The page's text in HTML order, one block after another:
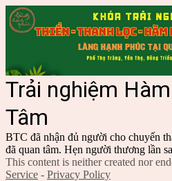
Trải nghiệm
Tâm
BTC đã nhận đủ người cho chuyến
đã quan tâm. Hẹn người thương lần
This content is neither created nor
Service - Privacy Policy